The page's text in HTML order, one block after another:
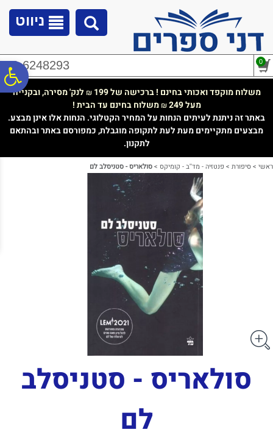
נגישות
ניווט
02-6248293 0
משלוח מוקפד ואכותי בחינם ! ברכישה של 199 ₪ לנק' מסירה, ובקנייה
מעל 249
₪משלוח בחינם עד הבית !
באתר זה ניתנת לעיתים הנחות על המחיר הקטלוגי. הנחות אלו אינן מבצע.
מבצעים מתקיימים מעת לעת לתקופה מוגבלת, כמפורסם באתר ובהתאם
לתקנון.
ראשי >סיפורת > פנטזיה - מד''ב - קומיקס >סולאריס - סטניסלב לם
סולאריס - סטניסלב
לם